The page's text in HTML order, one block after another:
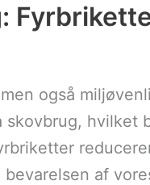
også
hvilket
af